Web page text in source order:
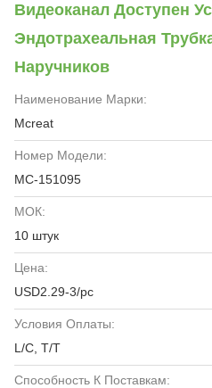
Видеоканал Доступен
Эндотрахеальная
Наручников
Наименование Марки:
Mcreat
Номер Модели:
MC-151095
МОК:
10 штук
Цена:
USD2.29-3/pc
Условия Оплаты:
L/C, T/T
Способность К Поставкам: